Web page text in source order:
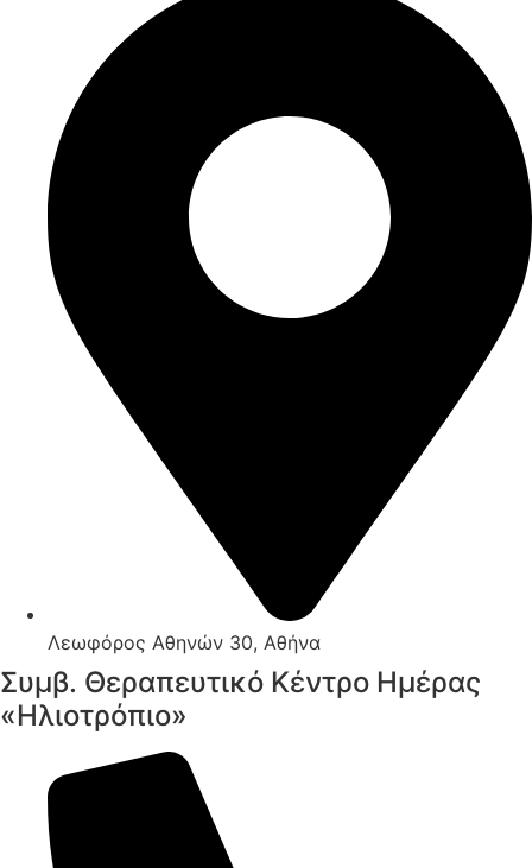
Λεωφόρος Αθηνών 30, Αθήνα
Συμβ. Θεραπευτικό Κέντρο Ημέρας
«Ηλιοτρόπιο»